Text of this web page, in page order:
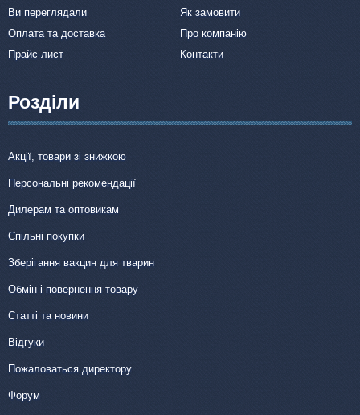
Ви переглядали
Як замовити
Оплата та доставка
Про компанію
Прайс-лист
Контакти
Розділи
Акції, товари зі знижкою
Персональні рекомендації
Дилерам та оптовикам
Спільні покупки
Зберігання вакцин для тварин
Обмін і повернення товару
Статті та новини
Відгуки
Пожаловаться директору
Форум